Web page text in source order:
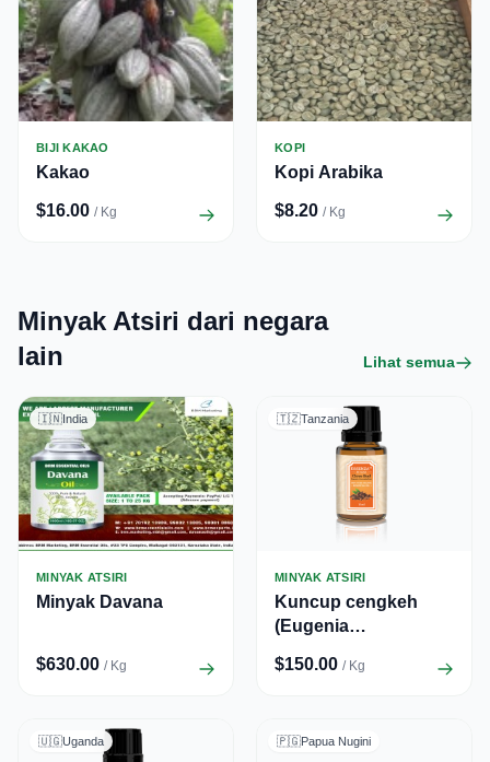
BIJI KAKAO
Kakao
$16.00 / Kg
KOPI
Kopi Arabika
$8.20 / Kg
Minyak Atsiri dari negara
lain
Lihat semua
🇮🇳 India
MINYAK ATSIRI
Minyak Davana
$630.00 / Kg
🇹🇿Tanzania
MINYAK ATSIRI
Kuncup cengkeh
(Eugenia
$150.00 / Kg
🇺🇬Uganda 🇵🇬Papua Nugini